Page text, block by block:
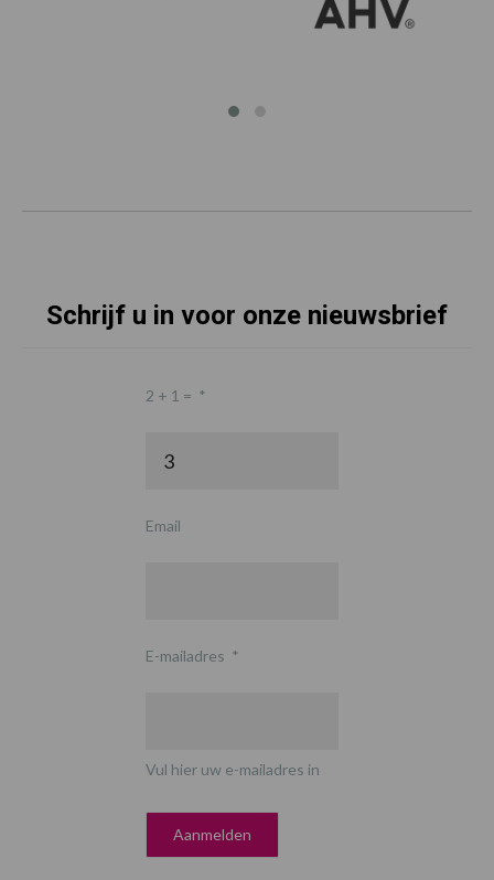
Schrijf u in voor onze nieuwsbrief
2 + 1 = *
Email
E-mailadres *
Vul hier uw e-mailadres in